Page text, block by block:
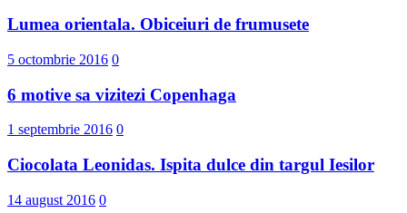
Lumea orientala. Obiceiuri de frumusete
5 octombrie 2016 0
6 motive sa vizitezi Copenhaga
1 septembrie 2016 0
Ciocolata Leonidas. Ispita dulce din targul Iesilor
14 august 2016 0